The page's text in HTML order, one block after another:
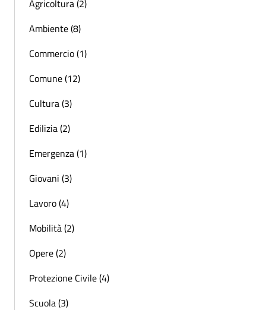
Agricoltura (2)
Ambiente (8)
Commercio (1)
Comune (12)
Cultura (3)
Edilizia (2)
Emergenza (1)
Giovani (3)
Lavoro (4)
Mobilità (2)
Opere (2)
Protezione Civile (4)
Scuola (3)